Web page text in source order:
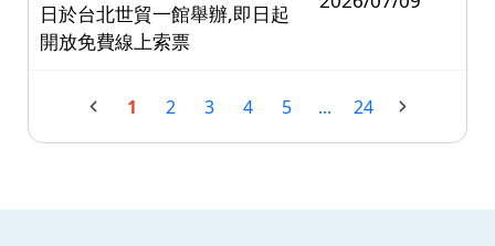
日於台北世貿一館舉辦,即日起
開放免費線上索票
1 2 3 4 5 ... 24